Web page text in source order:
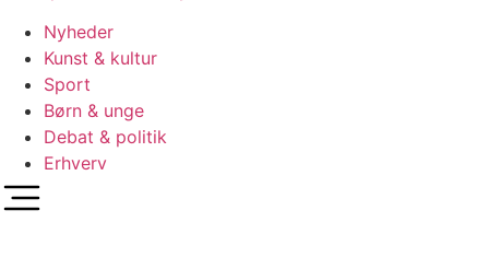
Nyheder
Kunst & kultur
Sport
Børn & unge
Debat & politik
Erhverv